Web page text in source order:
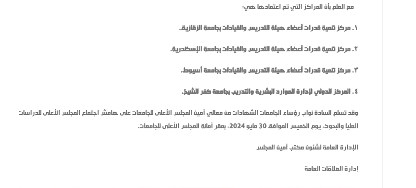
مع العلم بأن المراكز التي تم اعتمادها هي:
١. مركز تنمية قدرات أعضاء هيئة التدريس والقيادات بجامعة الزقازيق.
٢. مركز تنمية قدرات أعضاء هيئة التدريس والقيادات بجامعة الإسكندرية.
٣. مركز تنمية قدرات أعضاء هيئة التدريس والقيادات بجامعة أسيوط.
٤. المركز الدولي لإدارة الموارد البشرية والتدريب بجامعة كفر الشيخ.
وقد تسلم السادة نواب رؤساء الجامعات الشهادات من معالي أمين المجلس الأعلى للجامعات على هامش اجتماع المجلس الأعلى للدراسات
العليا والبحوث، يوم الخميس الموافق 30 مايو 2024، بمقر أمانة المجلس الأعلى للجامعات.
الإدارة العامة لشئون مكتب أمين المجلس
إدارة العلاقات العامة